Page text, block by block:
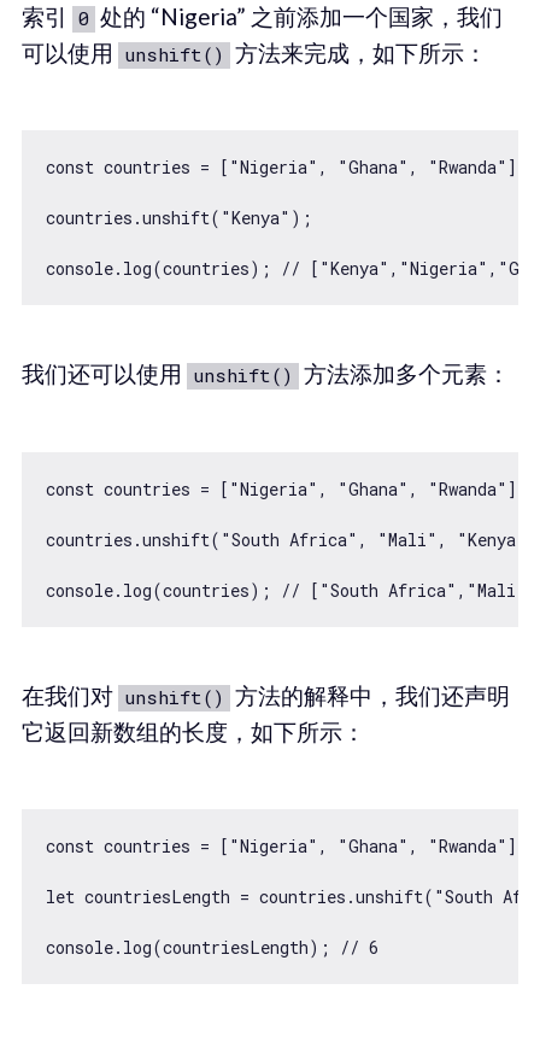
索引
0 处的 “Nigeria” 之前添加一个国家，我们
可以使用 unshift() 方法来完成，如下所示：
const countries = ["Nigeria", "Ghana", "Rwanda"];
countries.unshift("Kenya");
我们还可以使用 unshift() 方法添加多个元素：
const countries = ["Nigeria", "Ghana", "Rwanda"];
countries.unshift("South Africa", "Mali",
在我们对 unshift() 方法的解释中，我们还声明
它返回新数组的长度，如下所示：
const countries = ["Nigeria", "Ghana", "Rwanda"];
let countriesLength = countries.unshift("South